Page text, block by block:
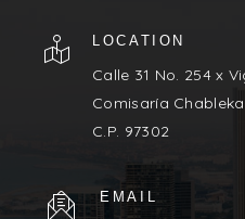
LOCATION
Calle 31 No. 254 x
Comisaría
C.P. 97302
EMAIL